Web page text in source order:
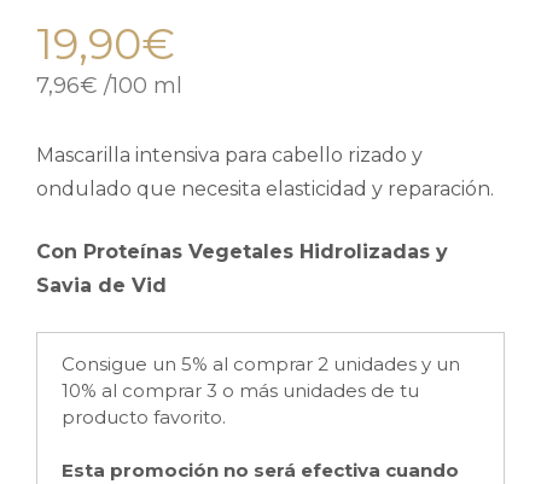
19,90€
7,96€ /100 ml
Mascarilla intensiva para cabello rizado y
ondulado que necesita elasticidad y reparación.
Con Proteínas Vegetales Hidrolizadas y
Savia de Vid
Consigue un 5% al comprar 2 unidades y un
10% al comprar 3 o más unidades de tu
producto favorito.
Esta promoción no será efectiva cuando